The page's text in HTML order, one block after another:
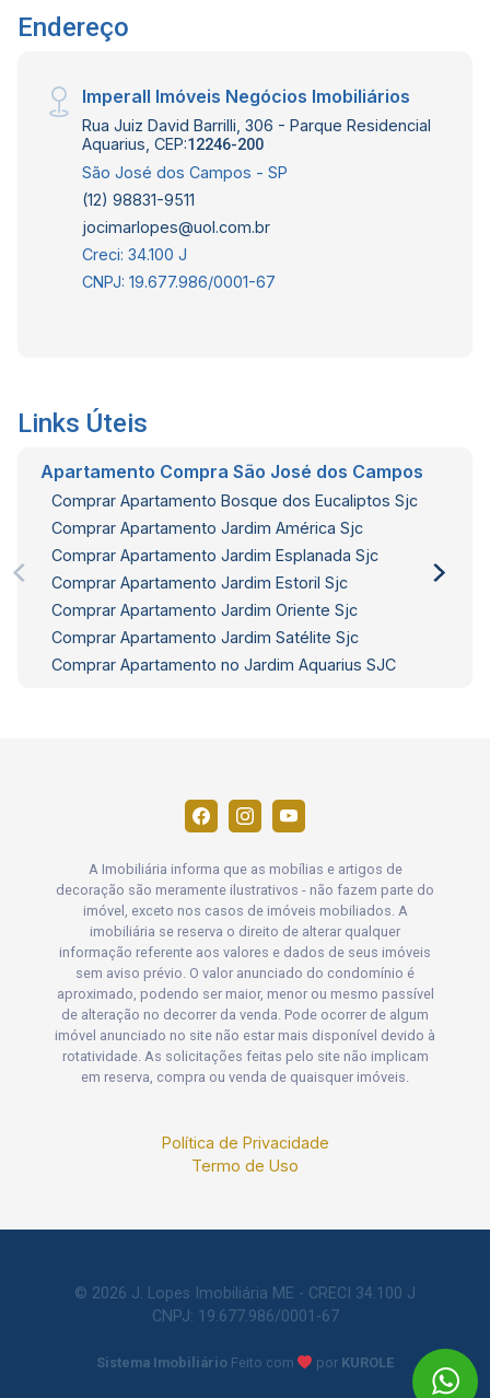
Endereço
Imperall Imóveis Negócios Imobiliários
Rua Juiz David Barrilli, 306 - Parque Residencial
Aquarius, CEP:12246-200
São José dos Campos - SP
(12) 98831-9511
jocimarlopes@uol.com.br
Creci: 34.100 J
CNPJ: 19.677.986/0001-67
Links Úteis
Apartamento Compra São José dos Campos
Comprar Apartamento Bosque dos Eucaliptos Sjc
Comprar Apartamento Jardim América Sjc
Comprar Apartamento Jardim Esplanada Sjc
Comprar Apartamento Jardim Estoril Sjc
Comprar Apartamento Jardim Oriente Sjc
Comprar Apartamento Jardim Satélite Sjc
Comprar Apartamento no Jardim Aquarius SJC
A Imobiliária informa que as mobílias e artigos de
decoração são meramente ilustrativos - não fazem parte do
imóvel, exceto nos casos de imóveis mobiliados. A
imobiliária se reserva o direito de alterar qualquer
informação referente aos valores e dados de seus imóveis
sem aviso prévio. O valor anunciado do condomínio é
aproximado, podendo ser maior, menor ou mesmo passível
de alteração no decorrer da venda. Pode ocorrer de algum
imóvel anunciado no site não estar mais disponível devido à
rotatividade. As solicitações feitas pelo site não implicam
em reserva, compra ou venda de quaisquer imóveis.
Política de Privacidade
Termo de Uso
© 2026 J. Lopes Imobiliária ME - CRECI 34.100 J
CNPJ: 19.677.986/0001-67
Sistema Imobiliário Feito com por KUROLE